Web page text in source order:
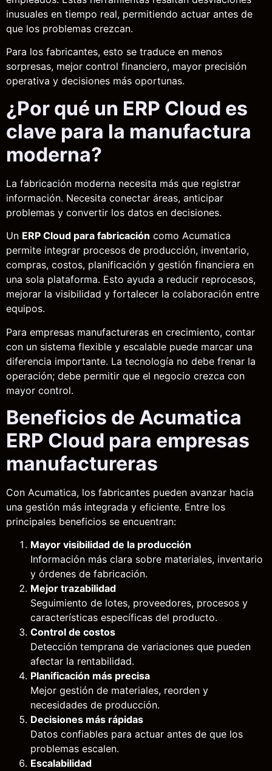
inusuales en tiempo real, permitiendo actuar antes de
que los problemas crezcan.
Para los fabricantes, esto se traduce en menos
sorpresas, mejor control financiero, mayor precisión
operativa y decisiones más oportunas.
¿Por qué un ERP Cloud es
clave para la manufactura
moderna?
La fabricación moderna necesita más que registrar
información. Necesita conectar áreas, anticipar
problemas y convertir los datos en decisiones.
Un ERP Cloud para fabricación como Acumatica
permite integrar procesos de producción, inventario,
compras, costos, planificación y gestión financiera en
una sola plataforma. Esto ayuda a reducir reprocesos,
mejorar la visibilidad y fortalecer la colaboración entre
equipos.
Para empresas manufactureras en crecimiento, contar
con un sistema flexible y escalable puede marcar una
diferencia importante. La tecnología no debe frenar la
operación; debe permitir que el negocio crezca con
mayor control.
Beneficios de Acumatica
ERP Cloud para empresas
manufactureras
Con Acumatica, los fabricantes pueden avanzar hacia
una gestión más integrada y eficiente. Entre los
principales beneficios se encuentran:
Mayor visibilidad de la producción
Información más clara sobre materiales, inventario
y órdenes de fabricación.
Mejor trazabilidad
Seguimiento de lotes, proveedores, procesos y
características específicas del producto.
Control de costos
Detección temprana de variaciones que pueden
afectar la rentabilidad.
Planificación más precisa
Mejor gestión de materiales, reorden y
necesidades de producción.
Decisiones más rápidas
Datos confiables para actuar antes de que los
problemas escalen.
Escalabilidad